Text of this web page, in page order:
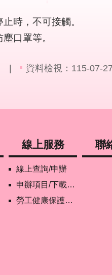
時，不可接觸。
口罩等。
資料檢視：115-07-
線上服務
線上查詢/申辦
申辦項目/下載表格
勞工健康保護管理報備資訊網
聯